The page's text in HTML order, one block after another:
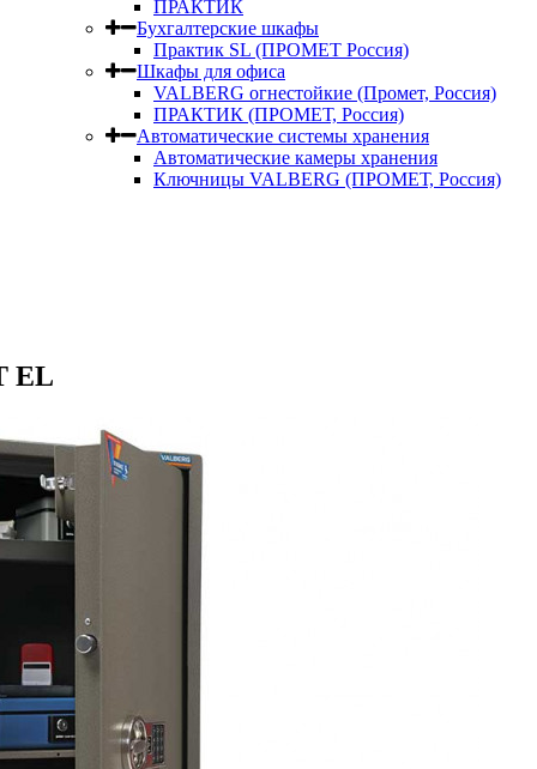
ПРАКТИК
Бухгалтерские шкафы
Практик SL (ПРОМЕТ Россия)
Шкафы для офиса
VALBERG огнестойкие (Промет, Россия)
ПРАКТИК (ПРОМЕТ, Россия)
Автоматические системы хранения
Автоматические камеры хранения
Ключницы VALBERG (ПРОМЕТ, Россия)
EL